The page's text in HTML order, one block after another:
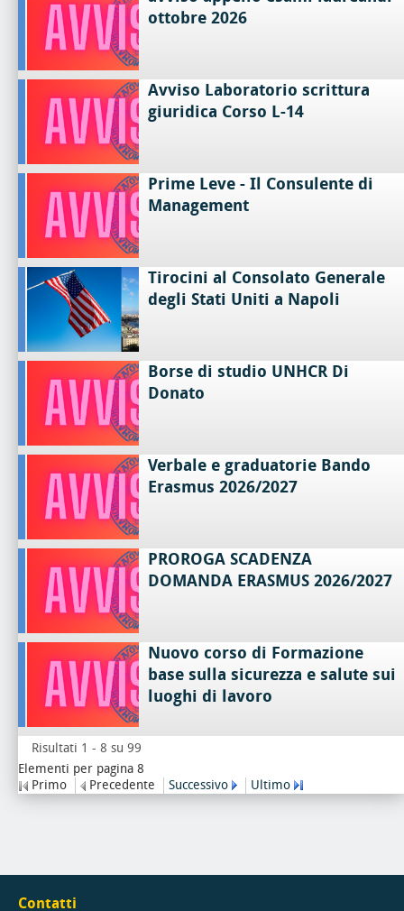
ottobre 2026
Avviso Laboratorio scrittura
giuridica Corso L-14
Prime Leve - Il Consulente di
Management
Tirocini al Consolato Generale
degli Stati Uniti a Napoli
Borse di studio UNHCR Di
Donato
Verbale e graduatorie Bando
Erasmus 2026/2027
PROROGA SCADENZA
DOMANDA ERASMUS 2026/2027
Nuovo corso di Formazione
base sulla sicurezza e salute sui
luoghi di lavoro
Risultati 1 - 8 su 99
Elementi per pagina 8
Primo
Precedente Successivo Ultimo
Contatti